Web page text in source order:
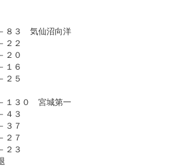
８３ 気仙沼向洋
２
０
６
５
１３０ 宮城第一
７
３